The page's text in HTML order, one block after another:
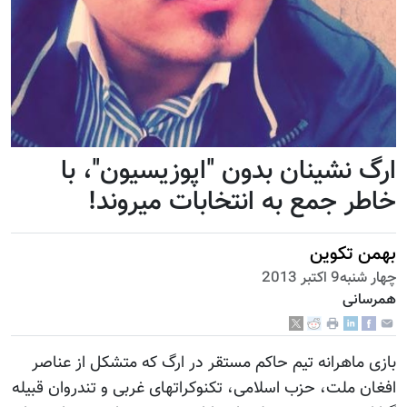
ارگ نشینان بدون "اپوزیسیون"، با
خاطر جمع به انتخابات میروند!
بهمن تکوین
چهار شنبه9 اكتبر 2013
همرسانی
بازی ماهرانه تیم حاکم مستقر در ارگ که متشکل از عناصر
افغان ملت، حزب اسلامی، تکنوکراتهای غربی و تندروان قبیله